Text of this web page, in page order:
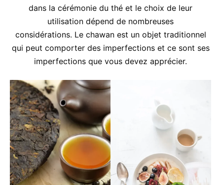
dans la cérémonie du thé et le choix de leur
utilisation dépend de nombreuses
considérations. Le chawan est un objet traditionnel
qui peut comporter des imperfections et ce sont ses
imperfections que vous devez apprécier.